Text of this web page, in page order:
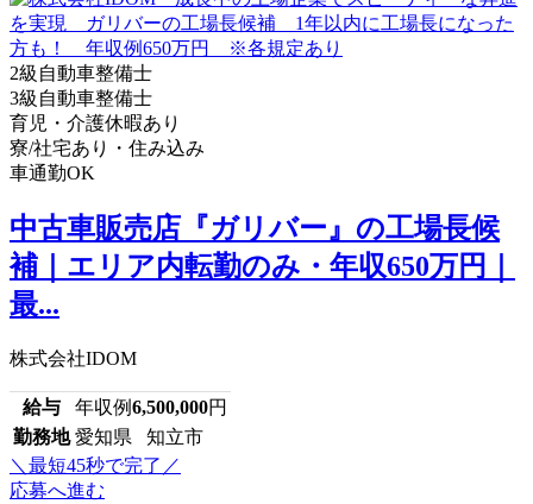
2級自動車整備士
3級自動車整備士
育児・介護休暇あり
寮/社宅あり・住み込み
車通勤OK
中古車販売店『ガリバー』の工場長候
補｜エリア内転勤のみ・年収650万円｜
最...
株式会社IDOM
給与 年収例6,500,000円
勤務地 愛知県 知立市
＼最短45秒で完了／
応募へ進む